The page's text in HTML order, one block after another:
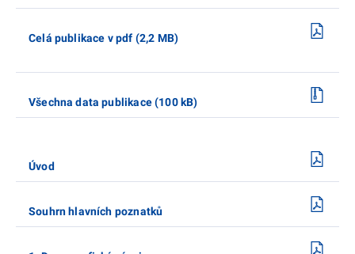
Celá publikace v pdf (2,2 MB)
Všechna data publikace (100 kB)
Úvod
Souhrn hlavních poznatků